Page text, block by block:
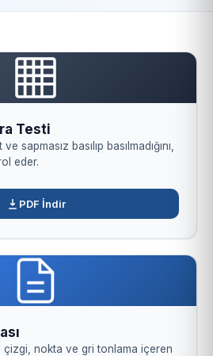
Testi
sapmasız basılıp basılmadığını,
eder.
PDF İndir
çizgi, nokta ve gri tonlama içeren